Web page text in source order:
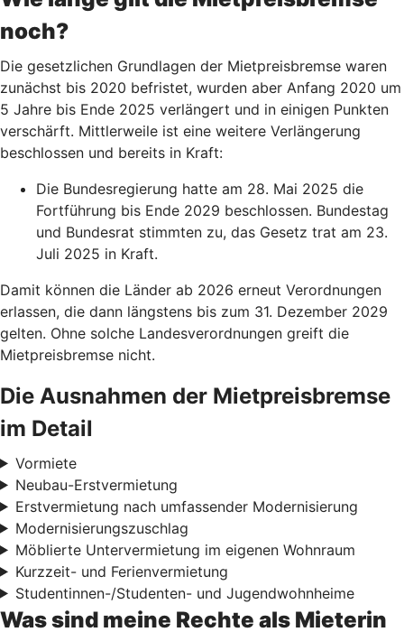
noch?
Die gesetzlichen Grundlagen der Mietpreisbremse waren
zunächst bis 2020 befristet, wurden aber Anfang 2020 um
5 Jahre bis Ende 2025 verlängert und in einigen Punkten
verschärft. Mittlerweile ist eine weitere Verlängerung
beschlossen und bereits in Kraft:
Die Bundesregierung hatte am 28. Mai 2025 die
Fortführung bis Ende 2029 beschlossen. Bundestag
und Bundesrat stimmten zu, das Gesetz trat am 23.
Juli 2025 in Kraft.
Damit können die Länder ab 2026 erneut Verordnungen
erlassen, die dann längstens bis zum 31. Dezember 2029
gelten. Ohne solche Landesverordnungen greift die
Mietpreisbremse nicht.
Die Ausnahmen der Mietpreisbremse
im Detail
Vormiete
Neubau-Erstvermietung
Erstvermietung nach umfassender Modernisierung
Modernisierungszuschlag
Möblierte Untervermietung im eigenen Wohnraum
Kurzzeit- und Ferienvermietung
Studentinnen-/Studenten- und Jugendwohnheime
Was sind meine Rechte als Mieterin